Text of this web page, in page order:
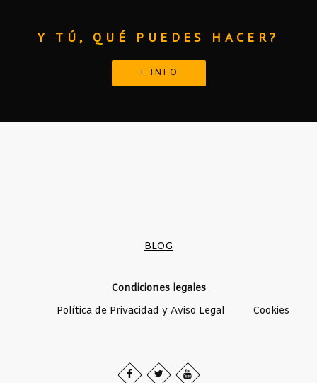
Y TÚ, QUÉ PUEDES HACER?
+ INFO
BLOG
Condiciones legales
Política de Privacidad y Aviso Legal
Cookies